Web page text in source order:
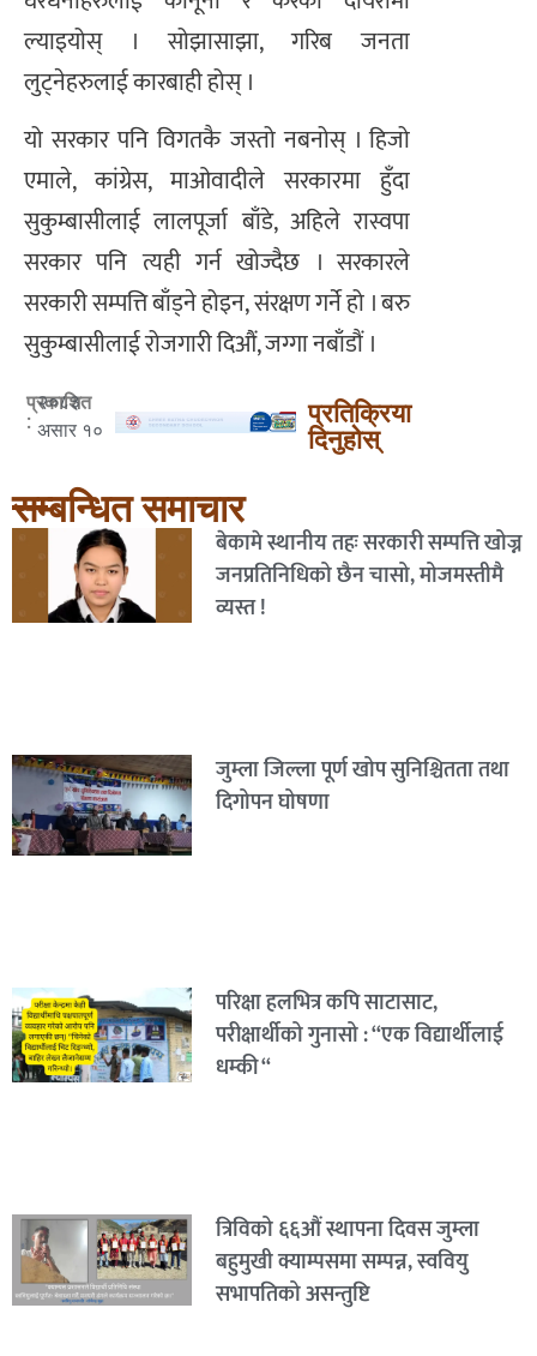
ल्याइयोस् । सोझासाझा, गरिब जनता
लुट्नेहरुलाई कारबाही होस् ।
यो सरकार पनि विगतकै जस्तो नबनोस् । हिजो
एमाले, कांग्रेस, माओवादीले सरकारमा हुँदा
सुकुम्बासीलाई लालपूर्जा बाँडे, अहिले रास्वपा
सरकार पनि त्यही गर्न खोज्दैछ । सरकारले
सरकारी सम्पत्ति बाँड्ने होइन, संरक्षण गर्ने हो । बरु
सुकुम्बासीलाई रोजगारी दिऔं, जग्गा नबाँडौं ।
प्रकाशित
:
२०८३
असार १०
प्रतिक्रिया
दिनुहोस्
सम्बन्धित समाचार
बेकामे स्थानीय तहः सरकारी सम्पत्ति खोज्न
जनप्रतिनिधिको छैन चासो, मोजमस्तीमै
व्यस्त !
जुम्ला जिल्ला पूर्ण खोप सुनिश्चितता तथा
दिगोपन घोषणा
परिक्षा हलभित्र कपि साटासाट,
परीक्षार्थीको गुनासो : “एक विद्यार्थीलाई
धम्की “
त्रिविको ६६औं स्थापना दिवस जुम्ला
बहुमुखी क्याम्पसमा सम्पन्न, स्ववियु
सभापतिको असन्तुष्टि